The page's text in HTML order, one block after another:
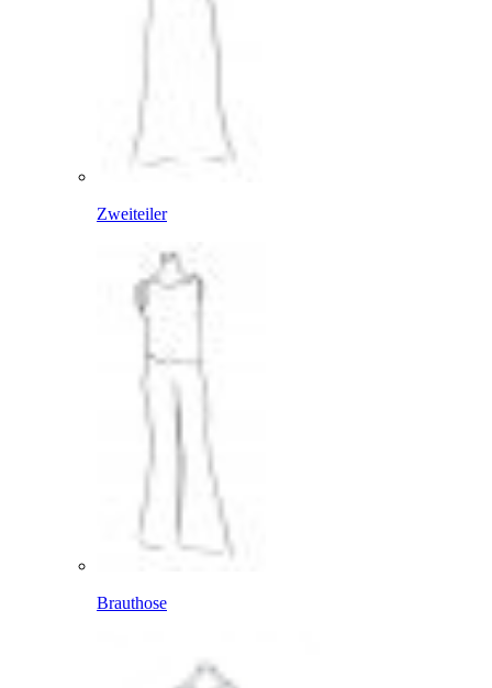
Zweiteiler
Brauthose